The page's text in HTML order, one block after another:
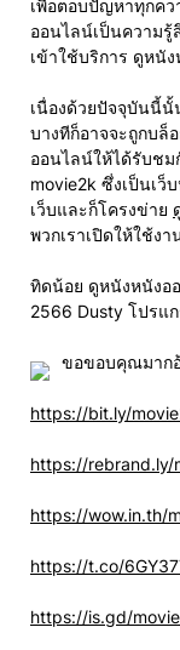
เพื่อตอบปัญหาทุกค
ออนไลน์เป็นความรู้
เข้าใช้บริการ ดูหนั
เนื่องด้วยปัจจุบันนี้
บางทีก็อาจจะถูกบ
ออนไลน์ให้ได้รับชม
movie2k ซึ่งเป็นเว็
เว็บและก็โครงข่าย
พวกเราเปิดให้ใช้ง
ทิดน้อย ดูหนังหนังอ
2566 Dusty โปรแ
ขอขอบคุณมาก
https://bit.ly/
https://rebrand.ly/
https://wow.in.th/
https://t.co/
https://is.gd/